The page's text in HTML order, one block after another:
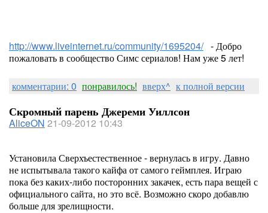
http://www.liveinternet.ru/community/1695204/- Добро
пожаловать в сообщество Симс сериалов! Нам уже 5 лет!
комментарии: 0 понравилось! вверх^ к полной версии
Скромный парень Джереми Уиллсон
AliceON 21-09-2012 10:43
Установила Сверхъестественное - вернулась в игру. Давно
не испытывала такого кайфа от самого геймплея. Играю
пока без каких-либо посторонних закачек, есть пара вещей с
официального сайта, но это всё. Возможно скоро добавлю
больше для зрелищности.